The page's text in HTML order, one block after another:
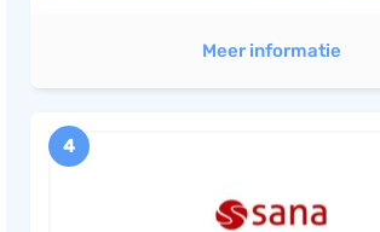
Meer informatie
4